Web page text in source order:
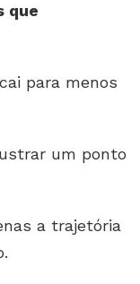
que
para menos
um ponto
a trajetória